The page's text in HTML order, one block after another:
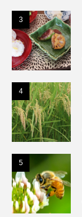
3
4
5